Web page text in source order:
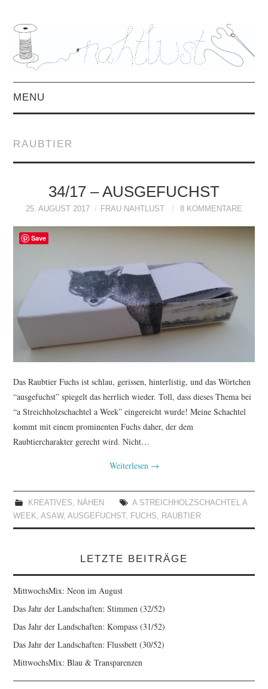
MENU
MITTWOCHSMIX &
TUTORIALS
WORKSHOPS
PAPIERLIEBE AM
IMPRESSUM
DATENSCHUTZ
RAUBTIER
34/17 – AUSGEFUCHST
25. AUGUST 2017 FRAU NAHTLUST 8 KOMMENTARE
Das Raubtier Fuchs ist schlau, gerissen, hinterlistig, und das Wörtchen
“ausgefuchst” spiegelt das herrlich wieder. Toll, dass dieses Thema bei
“a Streichholzschachtel a Week” eingereicht wurde! Meine Schachtel
kommt mit einem prominenten Fuchs daher, der dem
Raubtiercharakter gerecht wird. Nicht…
Weiterlesen →
KREATIVES NÄHEN
A STREICHHOLZSCHACHTEL A
WEEK ,ASAW,AUSGEFUCHST, FUCHS RAUBTIER
LETZTE BEITRÄGE
MittwochsMix: Neon im August
Das Jahr der Landschaften: Stimmen (32/52)
Das Jahr der Landschaften: Kompass (31/52)
Das Jahr der Landschaften: Flussbett (30/52)
MittwochsMix: Blau & Transparenzen
Save